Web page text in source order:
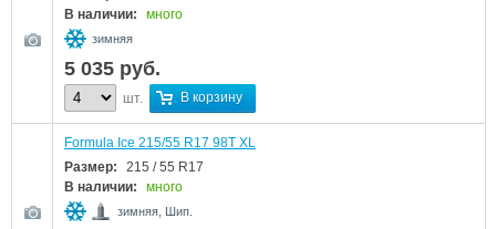
В наличии:
много
зимняя
5 035 руб.
шт. В корзину
Formula Ice 215/55 R17 98T XL
Размер:
215 / 55 R17
В наличии:
много
зимняя, Шип.